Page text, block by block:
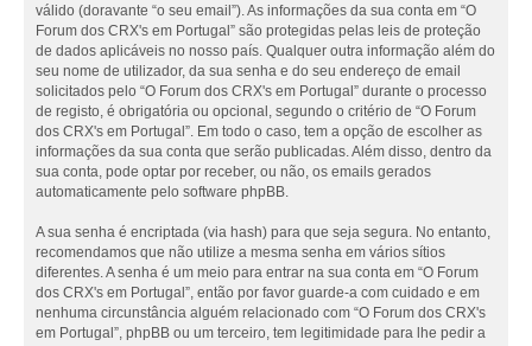
válido (doravante “o seu email”). As informações da sua conta em “O
Forum dos CRX's em Portugal” são protegidas pelas leis de proteção
de dados aplicáveis no nosso país. Qualquer outra informação além do
seu nome de utilizador, da sua senha e do seu endereço de email
solicitados pelo “O Forum dos CRX's em Portugal” durante o processo
de registo, é obrigatória ou opcional, segundo o critério de “O Forum
dos CRX's em Portugal”. Em todo o caso, tem a opção de escolher as
informações da sua conta que serão publicadas. Além disso, dentro da
sua conta, pode optar por receber, ou não, os emails gerados
automaticamente pelo software phpBB.
A sua senha é encriptada (via hash) para que seja segura. No entanto,
recomendamos que não utilize a mesma senha em vários sítios
diferentes. A senha é um meio para entrar na sua conta em “O Forum
dos CRX's em Portugal”, então por favor guarde-a com cuidado e em
nenhuma circunstância alguém relacionado com “O Forum dos CRX's
em Portugal”, phpBB ou um terceiro, tem legitimidade para lhe pedir a